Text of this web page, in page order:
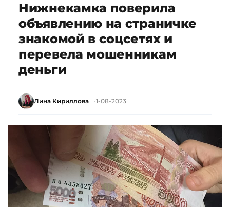
Нижнекамка поверила
объявлению на страничке
знакомой в соцсетях и
перевела мошенникам
деньги
Лина Кириллова 1-08-2023